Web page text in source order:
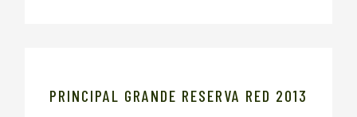
PRINCIPAL GRANDE RESERVA RED 2013